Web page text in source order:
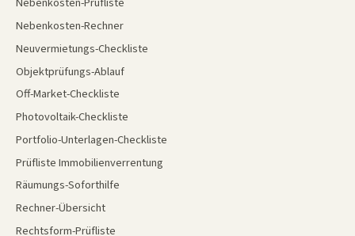
Nebenkosten-Rechner
Neuvermietungs-Checkliste
Objektprüfungs-Ablauf
Off-Market-Checkliste
Photovoltaik-Checkliste
Portfolio-Unterlagen-Checkliste
Prüfliste Immobilienverrentung
Räumungs-Soforthilfe
Rechner-Übersicht
Rechtsform-Prüfliste